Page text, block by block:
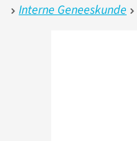
Interne Geneeskunde